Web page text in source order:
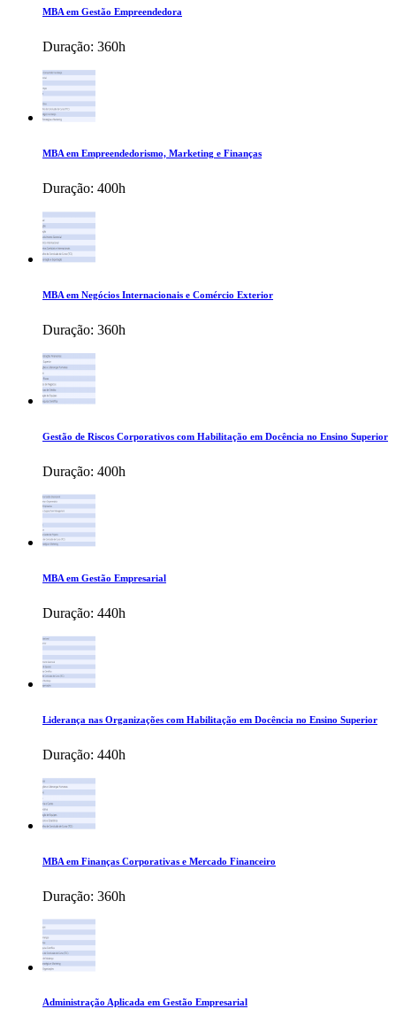
MBA em Gestão Empreendedora
Duração: 360h
MBA em Empreendedorismo, Marketing e Finanças
Duração: 400h
MBA em Negócios Internacionais e Comércio Exterior
Duração: 360h
Gestão de Riscos Corporativos com Habilitação em Docência no Ensino Superior
Duração: 400h
MBA em Gestão Empresarial
Duração: 440h
Liderança nas Organizações com Habilitação em Docência no Ensino Superior
Duração: 440h
MBA em Finanças Corporativas e Mercado Financeiro
Duração: 360h
Administração Aplicada em Gestão Empresarial